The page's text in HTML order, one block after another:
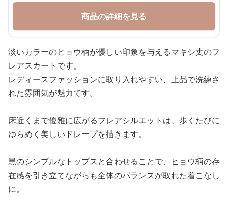
商品の詳細を見る
淡いカラーのヒョウ柄が優しい印象を与えるマキシ丈のフ
レアスカートです。
レディースファッションに取り入れやすい、上品で洗練さ
れた雰囲気が魅力です。
床近くまで優雅に広がるフレアシルエットは、歩くたびに
ゆらめく美しいドレープを描きます。
黒のシンプルなトップスと合わせることで、ヒョウ柄の存
在感を引き立てながらも全体のバランスが取れた着こなし
に。